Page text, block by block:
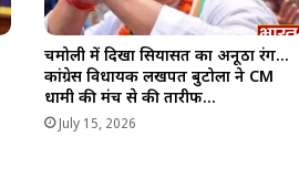
चमोली में दिखा सियासत का अनूठा रंग…
कांग्रेस विधायक लखपत बुटोला ने CM
धामी की मंच से की तारीफ…
July 15, 2026